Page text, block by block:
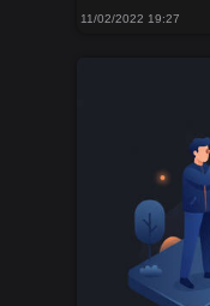
11/02/2022 19:27